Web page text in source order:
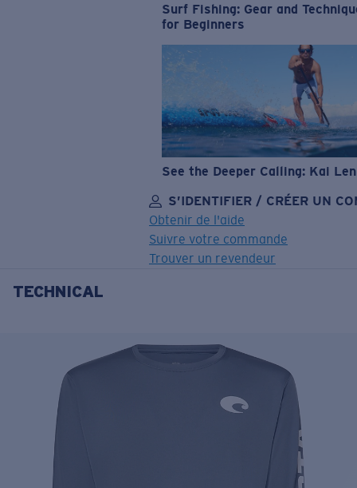
Surf Fishing: Gear and
for Beginners
See the Deeper Calling: Kai
S’IDENTIFIER / CRÉER UN
Obtenir de l'aide
Suivre votre commande
Trouver un revendeur
OBJECTIF MIS À JOUR
Prix :
Quantité:
TECHNICAL